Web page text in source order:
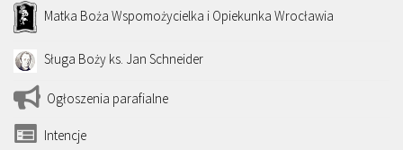
Matka Boża Wspomożycielka i Opiekunka Wrocławia
Sługa Boży ks. Jan Schneider
Ogłoszenia parafialne
Intencje